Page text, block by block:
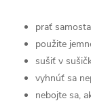
prať
použite
sušiť v
vyhnúť sa
nebojte sa,